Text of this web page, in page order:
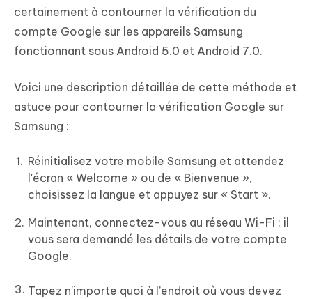
certainement à contourner la vérification du
compte Google sur les appareils Samsung
fonctionnant sous Android 5.0 et Android 7.0.
Voici une description détaillée de cette méthode et
astuce pour contourner la vérification Google sur
Samsung :
Réinitialisez votre mobile Samsung et attendez
l'écran « Welcome » ou de « Bienvenue »,
choisissez la langue et appuyez sur « Start ».
Maintenant, connectez-vous au réseau Wi-Fi : il
vous sera demandé les détails de votre compte
Google.
Tapez n'importe quoi à l’endroit où vous devez